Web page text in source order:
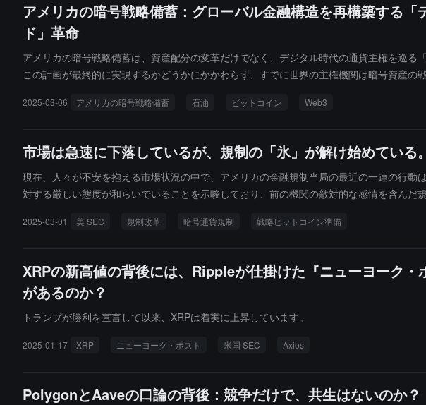
アメリカの暗号戦略備蓄：グローバル金融構造を再構築する「
ド」革命
アメリカの暗号戦略備蓄は、資産配分の変革だけでなく、デジタル時代の通貨主権を巡る
この計画が最終的に実現するかどうかにかかわらず、すでに世界の主権機関は暗号資産の
ルゴールド秩序」の元年となるかもしれません。
2025-03-06 アメリカの暗号戦略備蓄 石油 ビットコイン Web3
市場は急速に下落しているが、規制の「氷」が解け始めている。
現在、人々が不安を抱える市場状況の中で、アメリカの金融規制当局の最近の一連の行動
対する厳しい態度が和らいでいることを示唆しており、前の機関の敵対的な感情を含んだ
2025-03-01 美 SEC 規制改革 暗号通貨規制 戦略ビットコイン準備
XRPの新高値の背後には、Rippleが仕掛けた『ニューヨーク・
があるのか？
トランプが勝利を宣言して以来、XRPは着実に上昇しています。
2025-01-17 XRP ニューヨーク・ポスト 米国 SEC Axios
PolygonとAaveの口論の背後：競争だけで、共生はないのか？